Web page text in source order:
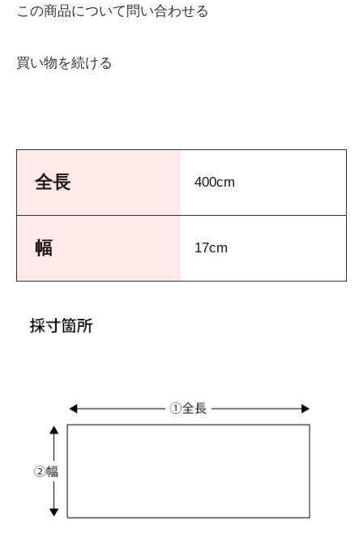
この商品について問い合わせる
買い物を続ける
全長 400cm
幅 17cm